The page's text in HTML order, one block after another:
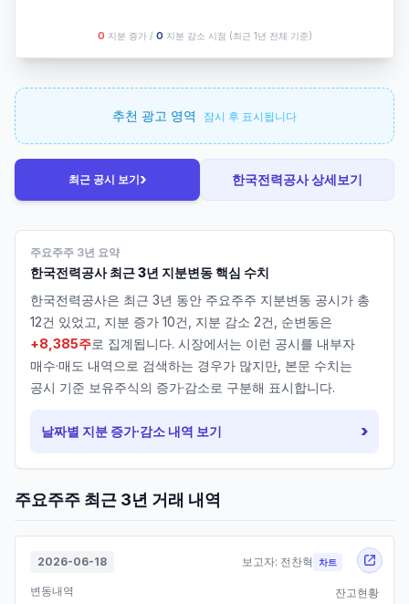
O 지분 증가 / O 지분 감소 시점 (최근 1년 전체 기준)
추천 광고 영역 잠시 후 표시됩니다
최근 공시 보기› 한국전력공사상세보기
주요주주 3년 요약
한국전력공사최근 3년 지분변동 핵심 수치
한국전력공사은 최근 3년 동안 주요주주 지분변동 공시가 총
12건 있었고, 지분 증가 10건, 지분 감소 2건, 순변동은
+8,385주로 집계됩니다. 시장에서는 이런 공시를 내부자
매수·매도 내역으로 검색하는 경우가 많지만, 본문 수치는
공시 기준 보유주식의 증가·감소로 구분해 표시합니다.
날짜별 지분 증가·감소 내역 보기 ›
주요주주 최근 3년 거래 내역
2026-06-18 보고자: 전찬혁 차트
변동내역
잔고현황